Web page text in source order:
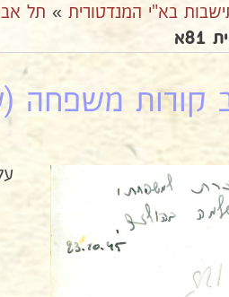
בא"י המנדטורית » תל
קורות משפחה